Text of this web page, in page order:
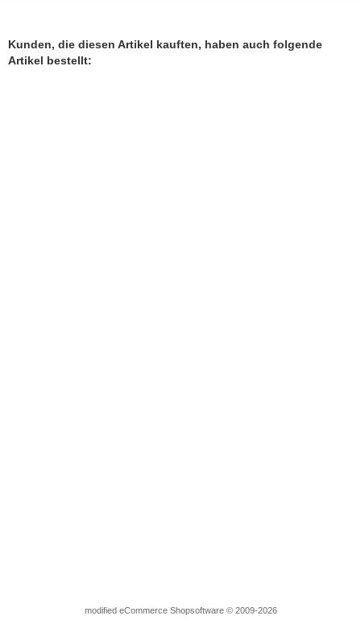
Kunden, die diesen Artikel kauften, haben auch folgende
Artikel bestellt:
modified eCommerce Shopsoftware © 2009-2026